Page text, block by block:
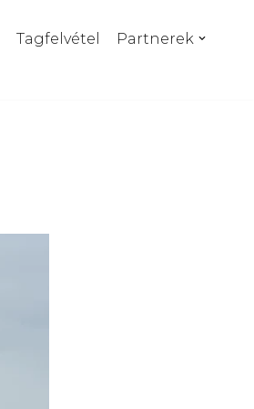
Tagfelvétel
Partnerek